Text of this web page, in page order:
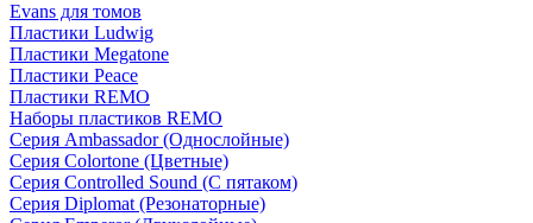
Evans для томов
Пластики Ludwig
Пластики Megatone
Пластики Peace
Пластики REMO
Наборы пластиков REMO
Серия Ambassador (Однослойные)
Серия Colortone (Цветные)
Серия Controlled Sound (С пятаком)
Серия Diplomat (Резонаторные)